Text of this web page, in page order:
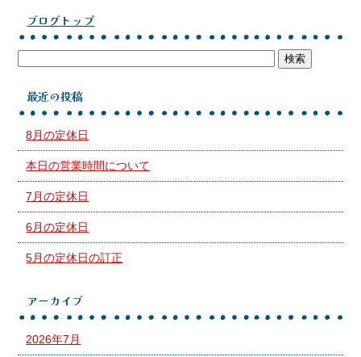
ブログトップ
最近の投稿
8月の定休日
本日の営業時間について
7月の定休日
6月の定休日
5月の定休日の訂正
アーカイブ
2026年7月